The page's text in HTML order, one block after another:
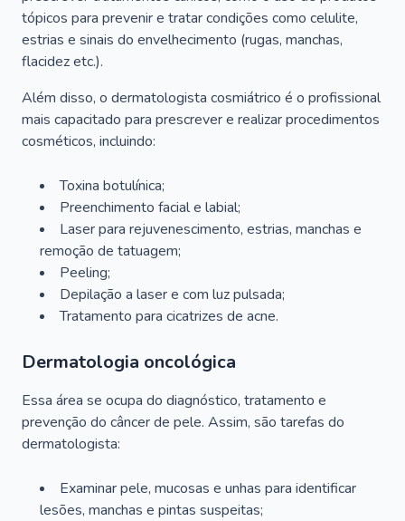
tópicos para prevenir e tratar condições como celulite,
estrias e sinais do envelhecimento (rugas, manchas,
flacidez etc.).
Além disso, o dermatologista cosmiátrico é o profissional
mais capacitado para prescrever e realizar procedimentos
cosméticos, incluindo:
Toxina botulínica;
Preenchimento facial e labial;
Laser para rejuvenescimento, estrias, manchas e
remoção de tatuagem;
Peeling;
Depilação a laser e com luz pulsada;
Tratamento para cicatrizes de acne.
Dermatologia oncológica
Essa área se ocupa do diagnóstico, tratamento e
prevenção do câncer de pele. Assim, são tarefas do
dermatologista:
Examinar pele, mucosas e unhas para identificar
lesões, manchas e pintas suspeitas;